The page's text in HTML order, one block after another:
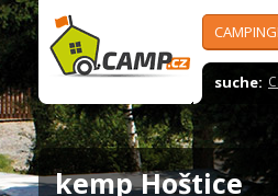
suche:
kemp Hoštice